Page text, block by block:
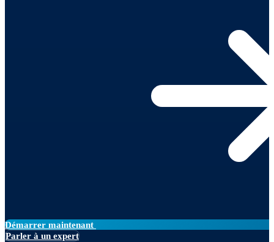
Démarrer maintenant
Parler à un expert